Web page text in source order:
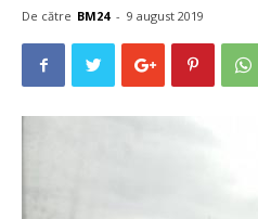
De către BM24 - 9 august 2019